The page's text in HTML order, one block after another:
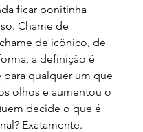
ficar bonitinha
Chame de
de icônico, de
a definição é
para qualquer um que
olhos e aumentou o
decide o que é
Exatamente.